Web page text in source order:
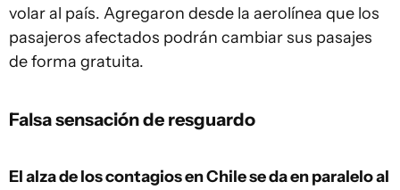
volar al país. Agregaron desde la aerolínea que los
pasajeros afectados podrán cambiar sus pasajes
de forma gratuita.
Falsa sensación de resguardo
El alza de los contagios en Chile se da en paralelo al